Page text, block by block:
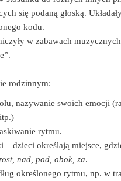
się podaną głoską.
kodu.
w zabawach
rodzinnym:
nazywanie swoich emocji
rytmu.
dzieci określają miejsce,
nad, pod, obok, za.
określonego rytmu, np. w